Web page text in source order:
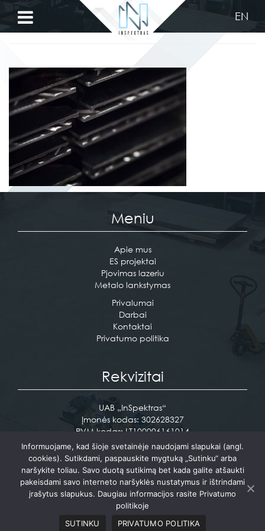
Privalumai
Pjovimas
lazeriu
Metalo
lankstymas
Darbai
EN
plienas
Meniu
Apie mus
ES projektai
Pjovimas lazeriu
Metalo lankstymas
Privalumai
Darbai
Kontaktai
Privatumo politika
Rekvizitai
UAB „InSpektras“
Įmonės kodas: 302628327
PVM kodas: LT100006161014
Pramonės g. 12 Vaidotai, Vilniaus raj.
Tel. +370 610 17716
info@inspektras.lt
Sukurta:PictureIdeas
Informuojame, kad šioje svetainėje naudojami slapukai (angl.
cookies). Sutikdami, paspauskite mygtuką „Sutinku“ arba
naršykite toliau. Savo duotą sutikimą bet kada galite atšaukti
pakeisdami savo interneto naršyklės nustatymus ir ištrindami
įrašytus slapukus. Daugiau informacijos rasite Privatumo
politikoje
SUTINKU
PRIVATUMO POLITIKA